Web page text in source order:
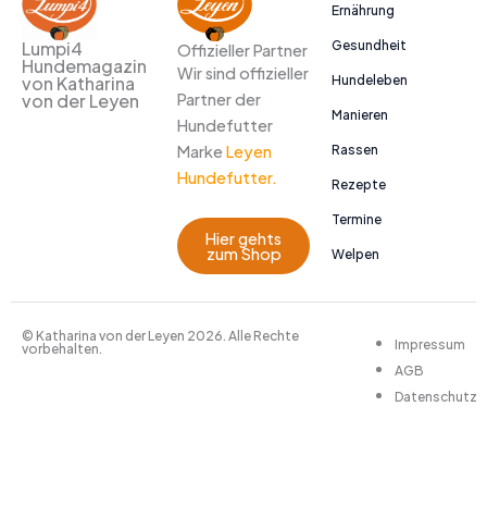
Lumpi4
Hundemagazin
von Katharina
von der Leyen
Offizieller Partner
Wir sind offizieller
Partner der
Hundefutter
Marke Leyen
Hundefutter.
Hier gehts
zum Shop
Ernährung
Gesundheit
Hundeleben
Manieren
Rassen
Rezepte
Termine
Welpen
© Katharina von der Leyen 2026. Alle Rechte
vorbehalten.
Impressum
AGB
Datenschutz